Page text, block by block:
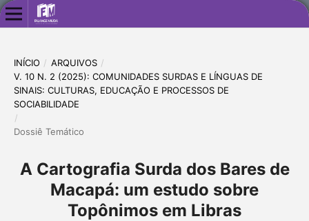
INÍCIO / ARQUIVOS /
V. 10 N. 2 (2025): COMUNIDADES SURDAS E LÍNGUAS DE
SINAIS: CULTURAS, EDUCAÇÃO E PROCESSOS DE
SOCIABILIDADE
/
Dossiê Temático
A Cartografia Surda dos Bares de
Macapá: um estudo sobre
Topônimos em Libras